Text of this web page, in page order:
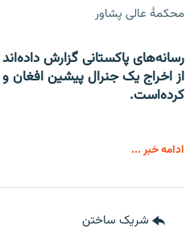
محکمۀ عالی پشاور
رسانه‌های پاکستانی گزارش
از اخراج یک جنرال پیشین افغان
کرده‌است.
ادامه خبر ...
شریک ساختن